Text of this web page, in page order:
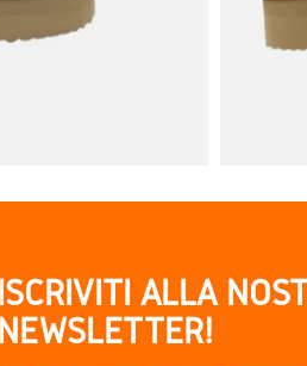
ISCRIVITI ALLA
NEWSLETTER!